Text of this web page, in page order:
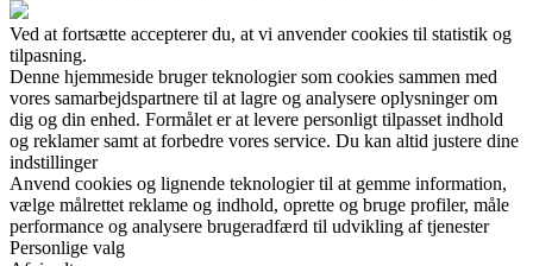
Ved at fortsætte accepterer du, at vi anvender cookies til statistik og
tilpasning.
Denne hjemmeside bruger teknologier som cookies sammen med
vores samarbejdspartnere til at lagre og analysere oplysninger om
dig og din enhed. Formålet er at levere personligt tilpasset indhold
og reklamer samt at forbedre vores service. Du kan altid justere dine
indstillinger
Anvend cookies og lignende teknologier til at gemme information,
vælge målrettet reklame og indhold, oprette og bruge profiler, måle
performance og analysere brugeradfærd til udvikling af tjenester
Personlige valg